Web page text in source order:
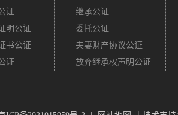
证
明公证
书公证
证
继承公证
委托公证
夫妻财产协议公证
放弃继承权声明公证